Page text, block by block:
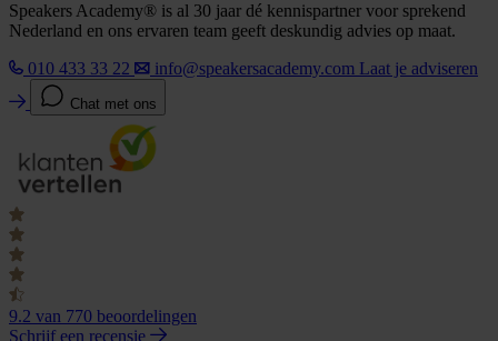
Speakers Academy® is al 30 jaar dé kennispartner voor sprekend
Nederland en ons ervaren team geeft deskundig advies op maat.
010 433 33 22
info@speakersacademy.com Laat je adviseren
Chat met ons
9.2 van 770 beoordelingen
Schrijf een recensie